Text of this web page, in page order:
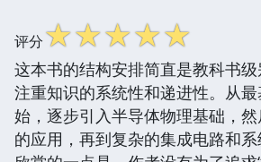
评分☆☆☆☆☆
这本书的结构安排简直是教科书
注重知识的系统性和递进性。从
始，逐步引入半导体物理基础，
的应用，再到复杂的集成电路和